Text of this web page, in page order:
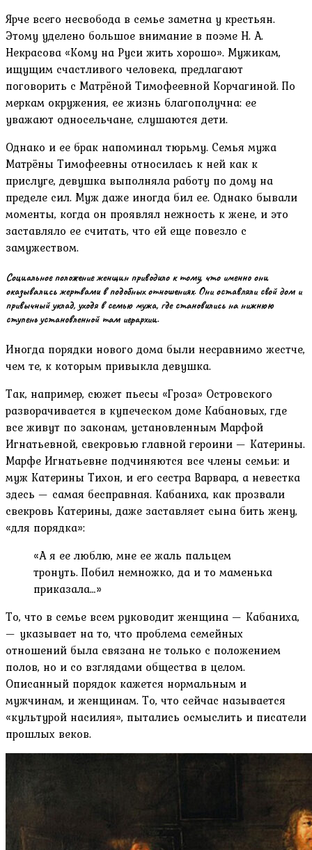
Ярче всего несвобода в семье заметна у крестьян.
Этому уделено большое внимание в поэме Н. А.
Некрасова «Кому на Руси жить хорошо». Мужикам,
ищущим счастливого человека, предлагают
поговорить с Матрёной Тимофеевной Корчагиной. По
меркам окружения, ее жизнь благополучна: ее
уважают односельчане, слушаются дети.
Однако и ее брак напоминал тюрьму. Семья мужа
Матрёны Тимофеевны относилась к ней как к
прислуге, девушка выполняла работу по дому на
пределе сил. Муж даже иногда бил ее. Однако бывали
моменты, когда он проявлял нежность к жене, и это
заставляло ее считать, что ей еще повезло с
замужеством.
Социальное положение женщин приводило к тому, что именно они
оказывались жертвами в подобных отношениях. Они оставляли свой дом и
привычный уклад, уходя в семью мужа, где становились на нижнюю
ступень установленной там иерархии.
Иногда порядки нового дома были несравнимо жестче,
чем те, к которым привыкла девушка.
Так, например, сюжет пьесы «Гроза» Островского
разворачивается в купеческом доме Кабановых, где
все живут по законам, установленным Марфой
Игнатьевной, свекровью главной героини — Катерины.
Марфе Игнатьевне подчиняются все члены семьи: и
муж Катерины Тихон, и его сестра Варвара, а невестка
здесь — самая бесправная. Кабаниха, как прозвали
свекровь Катерины, даже заставляет сына бить жену,
«для порядка»:
«А я ее люблю, мне ее жаль пальцем
тронуть. Побил немножко, да и то маменька
приказала…»
То, что в семье всем руководит женщина — Кабаниха,
— указывает на то, что проблема семейных
отношений была связана не только с положением
полов, но и со взглядами общества в целом.
Описанный порядок кажется нормальным и
мужчинам, и женщинам. То, что сейчас называется
«культурой насилия», пытались осмыслить и писатели
прошлых веков.